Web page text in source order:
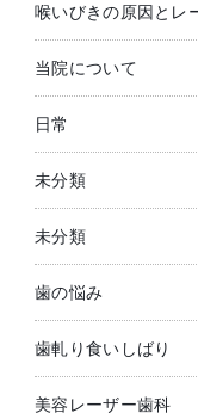
喉いびきの原因とレ
当院について
日常
未分類
未分類
歯の悩み
歯軋り食いしばり
美容レーザー歯科